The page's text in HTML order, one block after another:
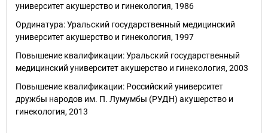
университет акушерство и гинекология, 1986
Ординатура: Уральский государственный медицинский
университет акушерство и гинекология, 1997
Повышение квалификации: Уральский государственный
медицинский университет акушерство и гинекология, 2003
Повышение квалификации: Российский университет
дружбы народов им. П. Лумумбы (РУДН) акушерство и
гинекология, 2013